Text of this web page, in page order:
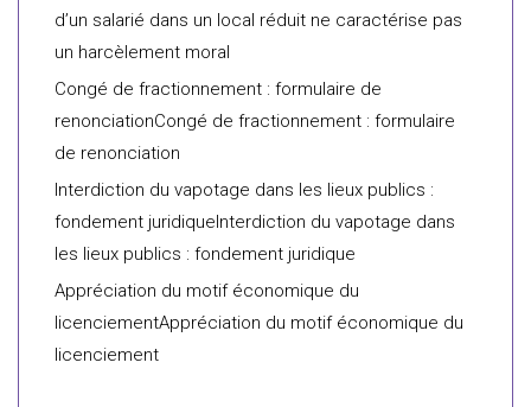
d’un salarié dans un local réduit ne caractérise pas
un harcèlement moral
Congé de fractionnement : formulaire de
renonciationCongé de fractionnement : formulaire
de renonciation
Interdiction du vapotage dans les lieux publics :
fondement juridiqueInterdiction du vapotage dans
les lieux publics : fondement juridique
Appréciation du motif économique du
licenciementAppréciation du motif économique du
licenciement